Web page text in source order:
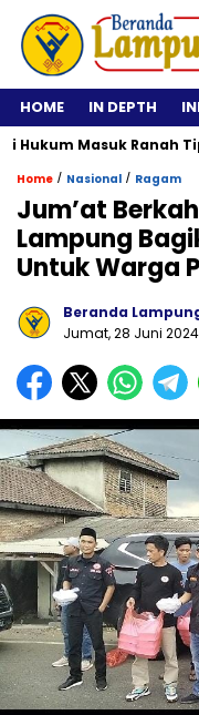
HOME IN DEPTH
Masuk Ranah Tipikor
Home / Nasional / Ragam
Jum’at
Lampung
Untuk Warga
Beranda
Jumat, 28 Juni 2024